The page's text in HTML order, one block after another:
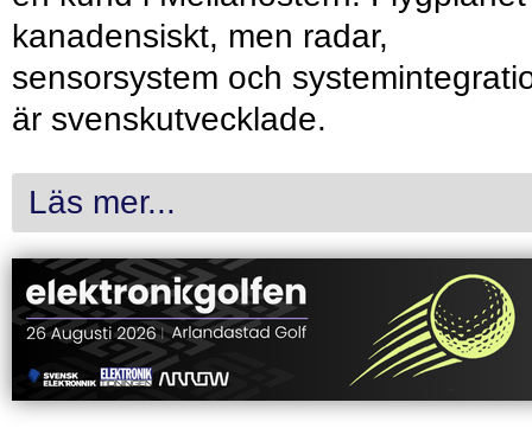
kanadensiskt, men radar,
sensorsystem och
är svenskutvecklade.
Läs mer...